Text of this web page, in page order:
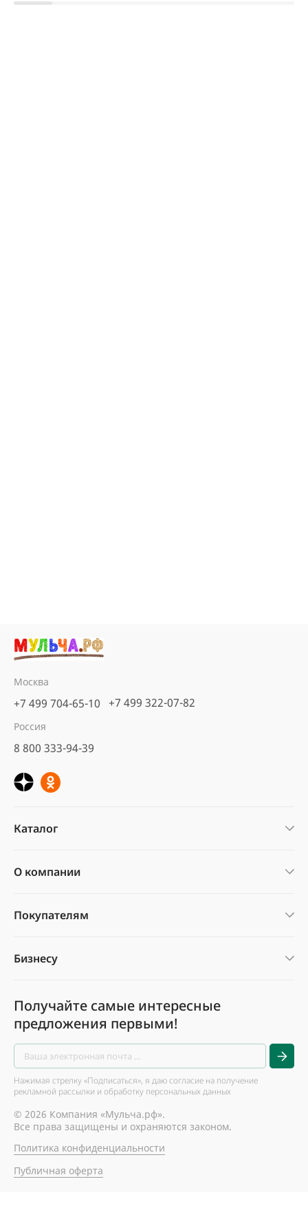
Москва
+7 499 704-65-10 +7 499 322-07-82
Россия
8 800 333-94-39
Каталог
О компании
Покупателям
Бизнесу
Получайте самые интересные
предложения первыми!
Нажимая стрелку «Подписаться», я даю согласие на получение
рекламной рассылки и обработку персональных данных
© 2026 Компания «Мульча.рф».
Все права защищены и охраняются законом.
Политика конфиденциальности
Публичная оферта